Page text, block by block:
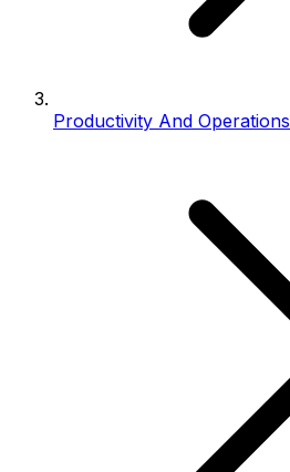
Productivity And Operations